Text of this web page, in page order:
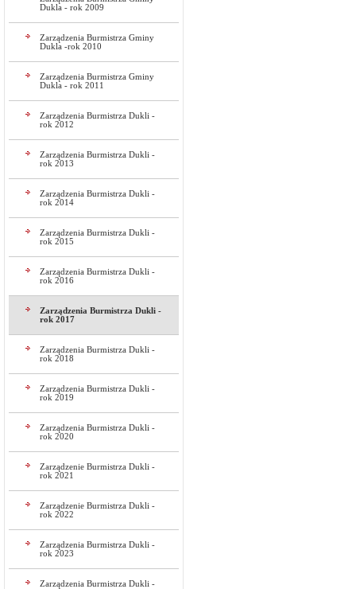
Dukla - rok 2009
Zarządzenia Burmistrza Gminy
Dukla -rok 2010
Zarządzenia Burmistrza Gminy
Dukla - rok 2011
Zarządzenia Burmistrza Dukli -
rok 2012
Zarządzenia Burmistrza Dukli -
rok 2013
Zarządzenia Burmistrza Dukli -
rok 2014
Zarządzenia Burmistrza Dukli -
rok 2015
Zarządzenia Burmistrza Dukli -
rok 2016
Zarządzenia Burmistrza Dukli -
rok 2017
Zarządzenia Burmistrza Dukli -
rok 2018
Zarządzenia Burmistrza Dukli -
rok 2019
Zarządzenia Burmistrza Dukli -
rok 2020
Zarządzenie Burmistrza Dukli -
rok 2021
Zarządzenie Burmistrza Dukli -
rok 2022
Zarządzenia Burmistrza Dukli -
rok 2023
Zarządzenia Burmistrza Dukli -